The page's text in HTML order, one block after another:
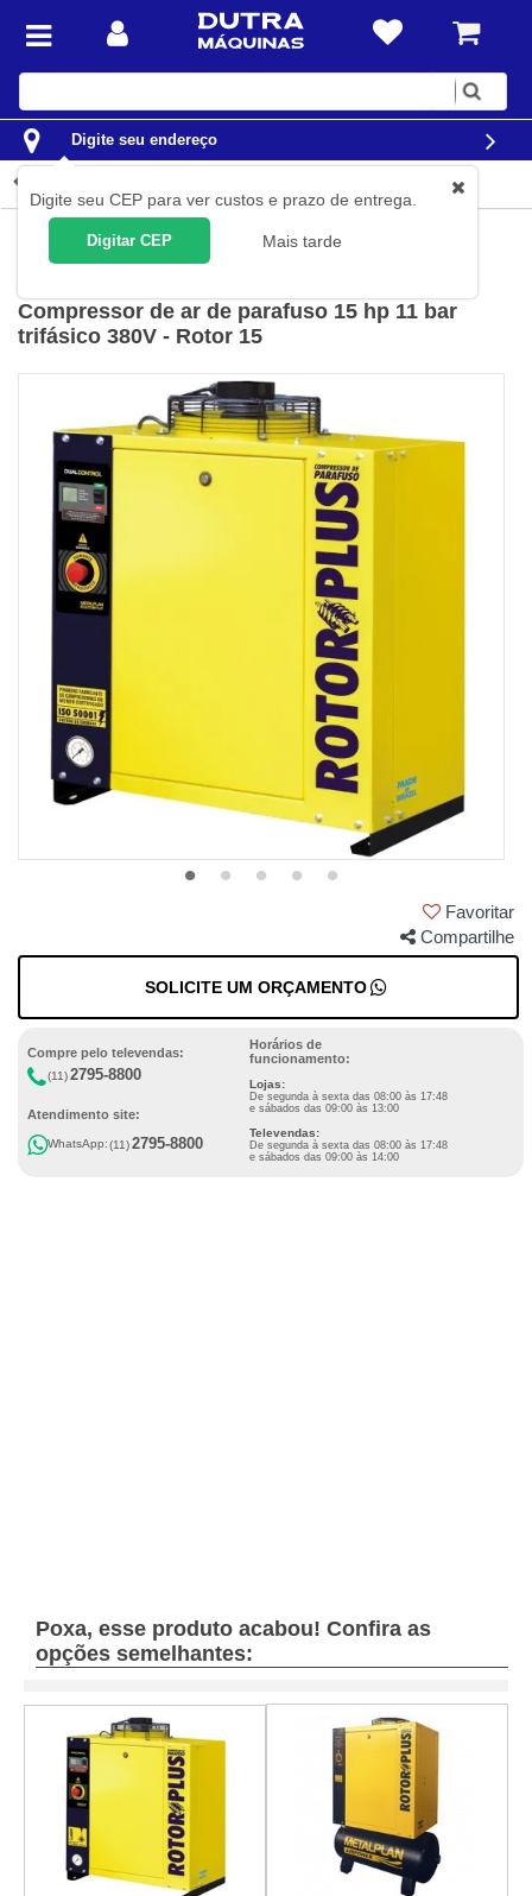
Digite
Digite seu endereço
Digite seu CEP para ver custos e prazo de entrega.
Digitar CEP Mais tarde
Compressores de Ar Compressores de Parafuso
Compressor de ar de parafuso 15 hp 11 bar
trifásico 380V - Rotor 15
Favoritar
Compartilhe
SOLICITE UM ORÇAMENTO
Compre pelo televendas:
(11)2795-8800
Atendimento site:
WhatsApp:(11)2795-8800
Horários de
funcionamento:
Lojas:
De segunda à sexta das 08:00 às 17:48
e sábados das 09:00 às 13:00
Televendas:
De segunda à sexta das 08:00 às 17:48
e sábados das 09:00 às 14:00
Poxa, esse produto acabou! Confira as
opções semelhantes: